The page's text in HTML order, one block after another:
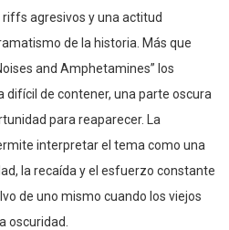
agresivos y una actitud
de la historia. Más que
and Amphetamines” los
de contener, una parte oscura
para reaparecer. La
interpretar el tema como una
la recaída y el esfuerzo constante
de uno mismo cuando los viejos
oscuridad.